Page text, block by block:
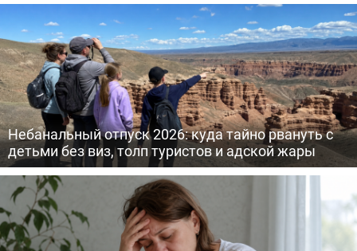
Небанальный отпуск 2026: куда тайно рвануть с
детьми без виз, толп туристов и адской жары